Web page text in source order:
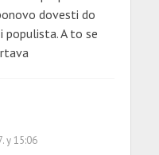
dovesti do
populista. A to se
у 15:06